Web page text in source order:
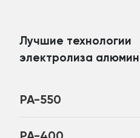
Лучшие технологии
электролиза
РА-550